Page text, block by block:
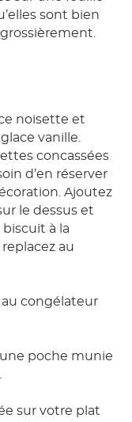
sont bien
noisette et
vanille.
concassées
d’en réserver
Ajoutez
le dessus et
biscuit à la
au
au congélateur
une poche munie
sur votre plat